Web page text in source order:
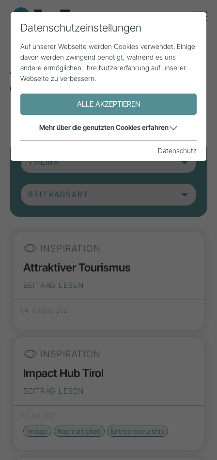
Aktuelle Beiträge aus
der Forschung, Praxis
und aus Projekten.
INSPIRATION
Attraktiver Tourismus
BEITRAG LESEN
04. August 2021
INSPIRATION
Impact Hub Tirol
BEITRAG LESEN
27. Juli 2021
Impact
Nachhaltigkeit Entrepreneurship
Datenschutzeinstellungen
Auf unserer Webseite werden Cookies verwendet. Einige
davon werden zwingend benötigt, während es uns
andere ermöglichen, Ihre Nutzererfahrung auf unserer
Webseite zu verbessern.
ALLE AKZEPTIEREN
Mehr über die genutzten Cookies erfahren
Datenschutz